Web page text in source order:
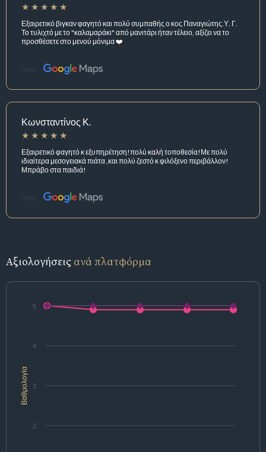
Εξαιρετικό βιγκαν φαγητό και πολύ συμπαθής ο κος Παναγιώτης.Υ. Γ.
Το τυλιχτό με το "καλαμαράκι" από μανιτάρι ήταν τέλειο, αξίζει να το
προσθέσετε στο μενού μόνιμα ❤️
Πηγή:
Κωνσταντίνος Κ.
Εξαιρετικό φαγητό κ εξυπηρέτηση!πολύ καλή τοποθεσία!Με πολύ
ιδιαίτερα μεσογειακά πιάτα ,και πολύ ζεστό κ φιλόξενο περιβάλλον!
Μπράβο στα παιδιά!
Πηγή:
Αξιολογήσεις ανά πλατφόρμα
Βαθμολογία
2
3
4
5